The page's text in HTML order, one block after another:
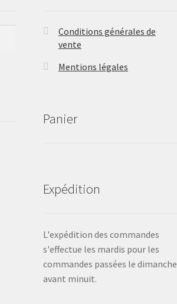
Conditions générales de
vente
Mentions légales
Panier
Expédition
L'expédition des commandes
s'effectue les mardis pour les
commandes passées le dimanche
avant minuit.